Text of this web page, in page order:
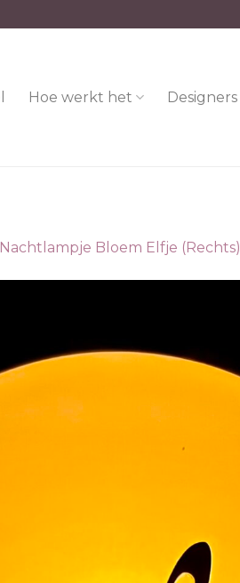
Hoe werkt het Designers
Nachtlampje Bloem Elfje (Rechts)